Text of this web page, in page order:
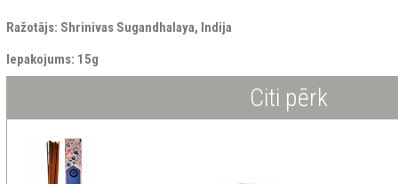
Ražotājs: Shrinivas Sugandhalaya, Indija
Iepakojums: 15g
Citi pērk